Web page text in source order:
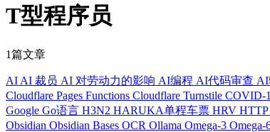
T型程序员
1篇文章
AI AI 裁员 AI 对劳动力的影响 AI编程 AI代码审查 AI
Cloudflare Pages Functions Cloudflare Turnstile COVID-
Google Go语言 H3N2 HARUKA单程车票 HRV
Obsidian Obsidian Bases OCR Ollama Omega-3 Omega-